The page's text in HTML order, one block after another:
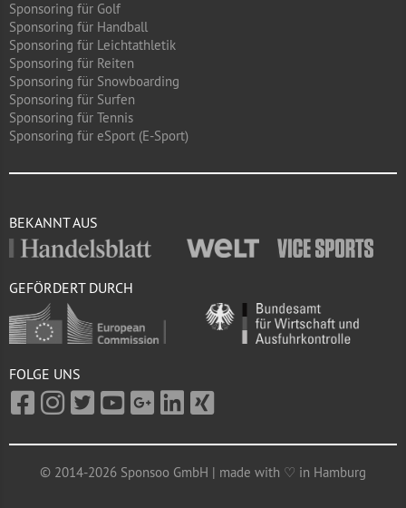
Sponsoring für Golf
Sponsoring für Handball
Sponsoring für Leichtathletik
Sponsoring für Reiten
Sponsoring für Snowboarding
Sponsoring für Surfen
Sponsoring für Tennis
Sponsoring für eSport (E-Sport)
BEKANNT AUS
GEFÖRDERT DURCH
FOLGE UNS
© 2014-2026 Sponsoo GmbH | made with ♡ in Hamburg